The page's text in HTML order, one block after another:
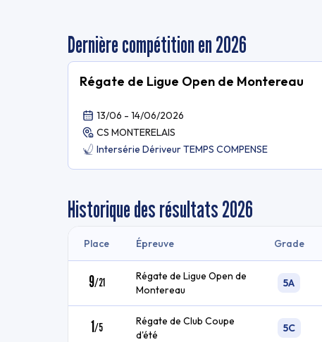
Dernière compétition en 2026
Régate de Ligue Open de Montereau
13/06 - 14/06/2026
CS MONTERELAIS
Intersérie Dériveur TEMPS COMPENSE
Historique des résultats2026
Place Épreuve Grade
9/21
Régate de Ligue Open de
Montereau
5A
1/5
Régate de Club Coupe
d'été
5C